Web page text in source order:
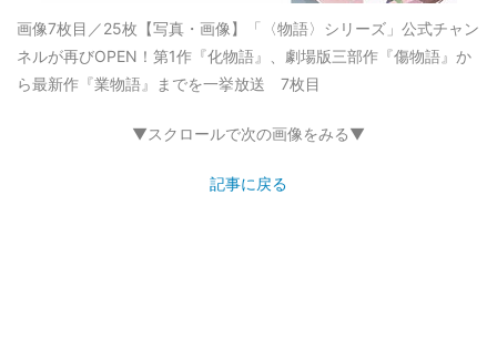
画像7枚目／25枚 【写真・画像】「〈物語〉シリーズ」公式チャン
ネルが再びOPEN！第1作『化物語』、劇場版三部作『傷物語』か
ら最新作『業物語』までを一挙放送 7枚目
▼スクロールで次の画像をみる▼
記事に戻る